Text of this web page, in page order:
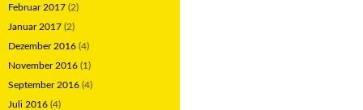
Februar 2017 (2)
Januar 2017 (2)
Dezember 2016 (4)
November 2016 (1)
September 2016 (4)
Juli 2016 (4)